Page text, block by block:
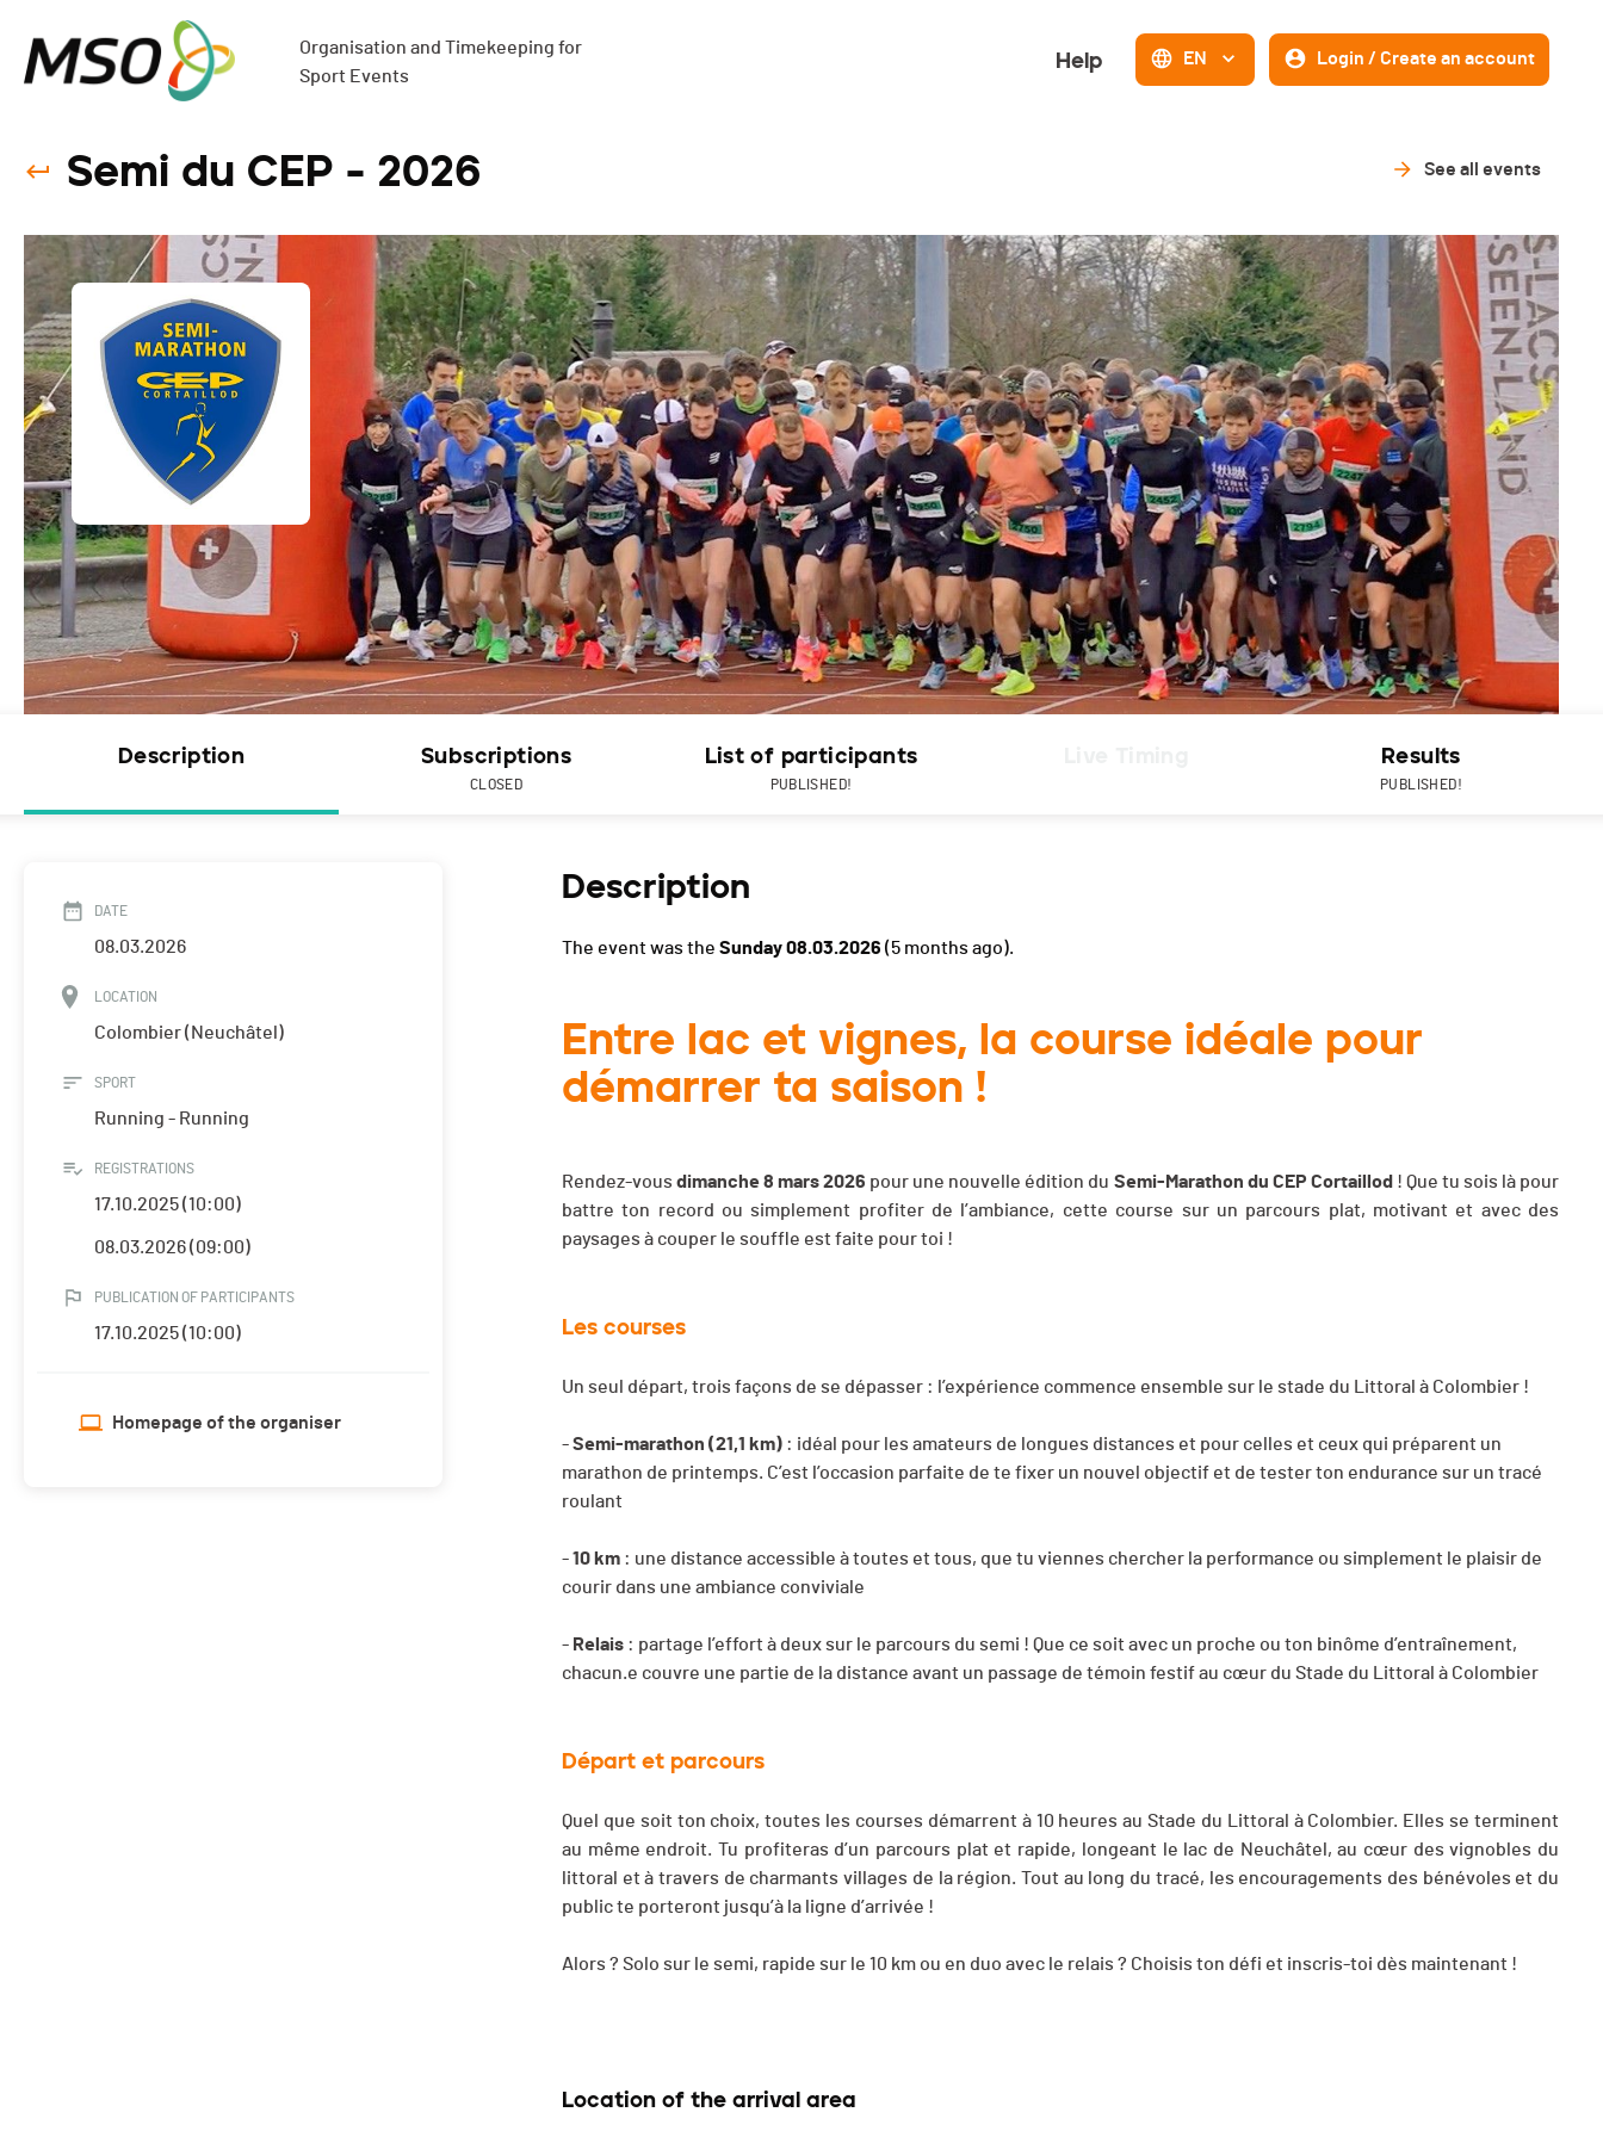
Organisation and Timekeeping for
Sport Events
Help EN Login / Create an account
Semi du CEP - 2026 See all events
Description Subscriptions
CLOSED
List of participants
PUBLISHED!
Results
PUBLISHED!
DATE
08.03.2026
LOCATION
Colombier (Neuchâtel)
SPORT
Running - Running
REGISTRATIONS
17.10.2025 (10:00)
08.03.2026 (09:00)
PUBLICATION OF PARTICIPANTS
17.10.2025 (10:00)
Homepage of the organiser
Description
The event was the Sunday 08.03.2026 (5 months ago).
Entre lac et vignes, la course idéale pour
démarrer ta saison !
Rendez-vousdimanche 8 mars 2026 pour une nouvelle édition du Semi-Marathon du CEP Cortaillod ! Que tu sois là pour
battre ton record ou simplement profiter de l’ambiance, cette course sur un parcours plat, motivant et avec des
paysages à couper le souffle est faite pour toi !
Les courses
Un seul départ, trois façons de se dépasser : l’expérience commence ensemble sur le stade du Littoral à Colombier !
-Semi-marathon (21,1 km) : idéal pour les amateurs de longues distances et pour celles et ceux qui préparent un
marathon de printemps. C’est l’occasion parfaite de te fixer un nouvel objectif et de tester ton endurance sur un tracé
roulant
-10 km : une distance accessible à toutes et tous, que tu viennes chercher la performance ou simplement le plaisir de
courir dans une ambiance conviviale
- Relais : partage l’effort à deux sur le parcours du semi ! Que ce soit avec un proche ou ton binôme d’entraînement,
chacun.e couvre une partie de la distance avant un passage de témoin festif au cœur du Stade du Littoral à Colombier
Départ et parcours
Quel que soit ton choix, toutes les courses démarrent à 10 heures au Stade du Littoral à Colombier. Elles se terminent
au même endroit. Tu profiteras d’un parcours plat et rapide, longeant le lac de Neuchâtel, au cœur des vignobles du
littoral et à travers de charmants villages de la région. Tout au long du tracé, les encouragements des bénévoles et du
public te porteront jusqu’à la ligne d’arrivée !
Alors ? Solo sur le semi, rapide sur le 10 km ou en duo avec le relais ? Choisis ton défi et inscris-toi dès maintenant !
Location of the arrival area